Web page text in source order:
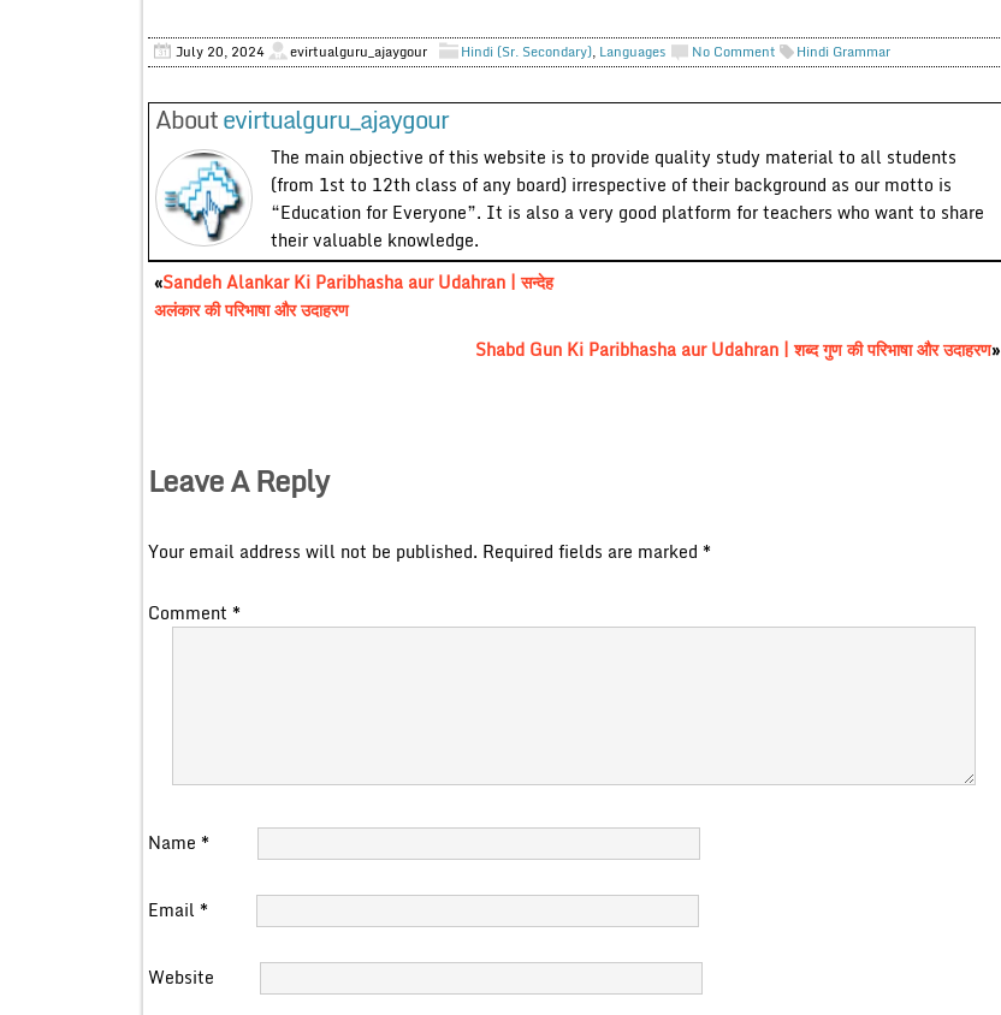
July 20, 2024 evirtualguru_ajaygour Hindi (Sr. Secondary), Languages No Comment Hindi Grammar
Aboutevirtualguru_ajaygour
The main objective of this website is to provide quality study material to all students
(from 1st to 12th class of any board) irrespective of their background as our motto is
“Education for Everyone”. It is also a very good platform for teachers who want to share
their valuable knowledge.
«Sandeh Alankar Ki Paribhasha aur Udahran | सन्देह
अलंकार की परिभाषा और उदाहरण
Shabd Gun Ki Paribhasha aur Udahran | शब्द गुण की परिभाषा और उदाहरण»
Leave A Reply
Your email address will not be published. Required fields are marked *
Comment *
Name *
Email *
Website